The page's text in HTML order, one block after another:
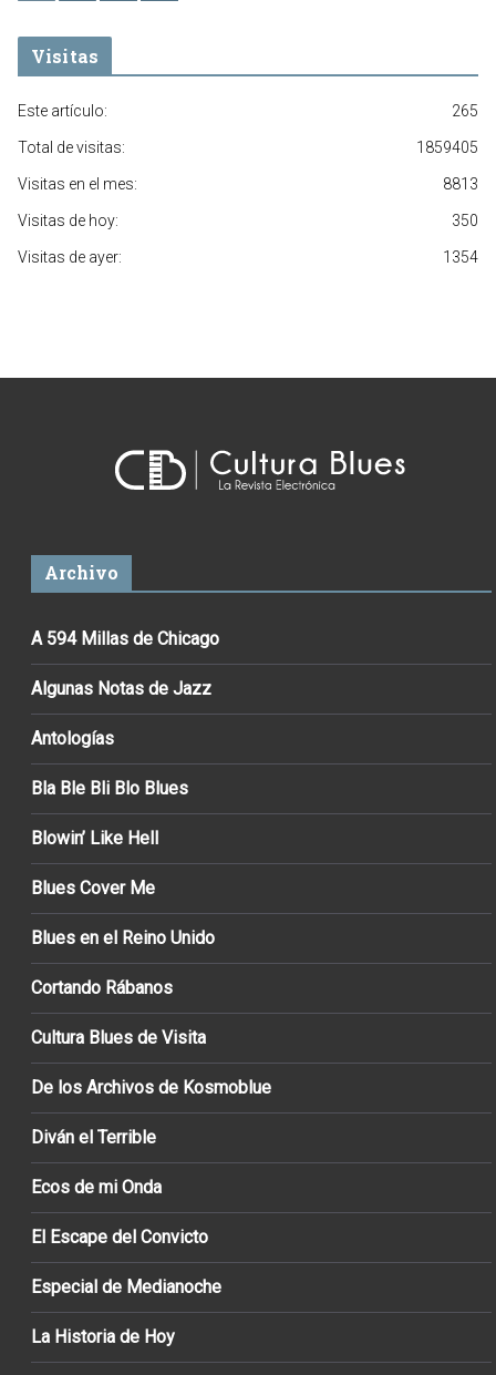
Visitas
265
Este artículo:
1859405
Total de visitas:
8813
Visitas en el mes:
350
Visitas de hoy:
1354
Visitas de ayer:
Archivo
A 594 Millas de Chicago
Algunas Notas de Jazz
Antologías
Bla Ble Bli Blo Blues
Blowin’ Like Hell
Blues Cover Me
Blues en el Reino Unido
Cortando Rábanos
Cultura Blues de Visita
De los Archivos de Kosmoblue
Diván el Terrible
Ecos de mi Onda
El Escape del Convicto
Especial de Medianoche
La Historia de Hoy